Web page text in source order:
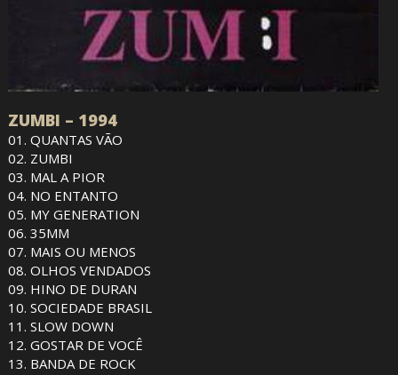
ZUMBI – 1994
01. QUANTAS VÃO
02. ZUMBI
03. MAL A PIOR
04. NO ENTANTO
05. MY GENERATION
06. 35MM
07. MAIS OU MENOS
08. OLHOS VENDADOS
09. HINO DE DURAN
10. SOCIEDADE BRASIL
11. SLOW DOWN
12. GOSTAR DE VOCÊ
13. BANDA DE ROCK